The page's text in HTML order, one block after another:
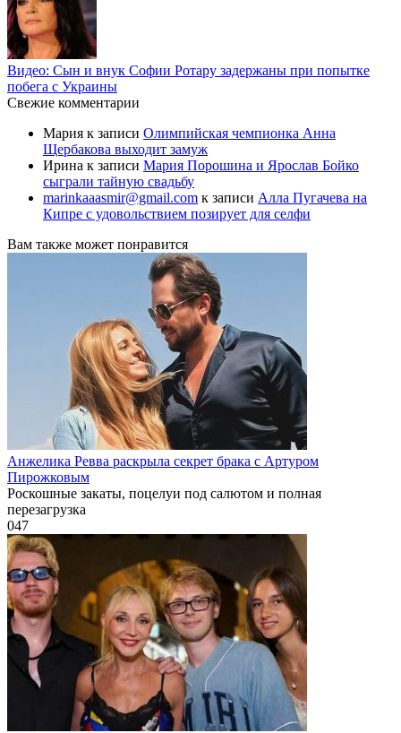
Видео: Сын и внук Софии Ротару задержаны при попытке
побега с Украины
Свежие комментарии
Мария к записи Олимпийская чемпионка Анна
Щербакова выходит замуж
Ирина к записи Мария Порошина и Ярослав Бойко
сыграли тайную свадьбу
marinkaaasmir@gmail.com к записи Алла Пугачева на
Кипре с удовольствием позирует для селфи
Вам также может понравится
Анжелика Ревва раскрыла секрет брака с Артуром
Пирожковым
Роскошные закаты, поцелуи под салютом и полная
перезагрузка
047